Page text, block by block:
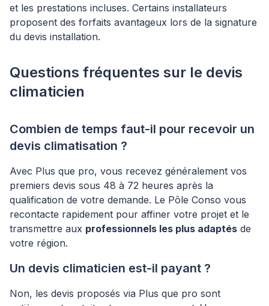
et les prestations incluses. Certains installateurs
proposent des forfaits avantageux lors de la signature
du devis installation.
Questions fréquentes sur le devis
climaticien
Combien de temps faut-il pour recevoir un
devis climatisation ?
Avec Plus que pro, vous recevez généralement vos
premiers devis sous 48 à 72 heures après la
qualification de votre demande. Le Pôle Conso vous
recontacte rapidement pour affiner votre projet et le
transmettre aux professionnels les plus adaptés de
votre région.
Un devis climaticien est-il payant ?
Non, les devis proposés via Plus que pro sont